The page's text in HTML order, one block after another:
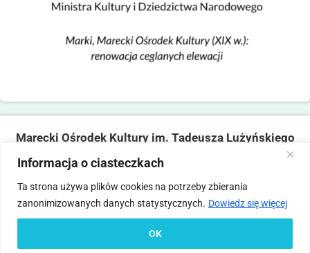
Informacja o ciasteczkach
Ta strona używa plików cookies na potrzeby zbierania
zanonimizowanych danych statystycznych. Dowiedz się więcej
OK
Marecki Ośrodek Kultury im. Tadeusza Lużyńskiego
ul. Fabryczna 2, 05-270 Marki
tel. 22 781 14 06,mokmarki@mokmarki.pl
Statut
Pliki
Polityka
prywatności
Deklaracja
Standardy Ochrony